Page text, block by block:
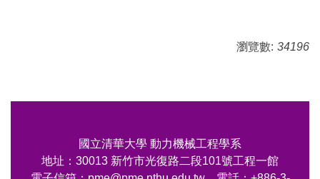
瀏覽數: 34196
國立清華大學 動力機械工程學系
地址：30013 新竹市光復路二段101號工程一館